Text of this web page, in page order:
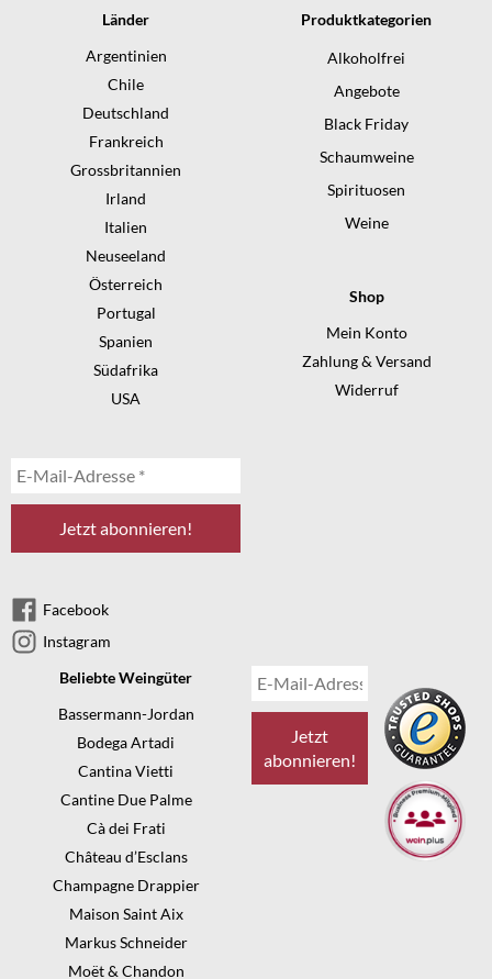
Länder
Argentinien
Chile
Deutschland
Frankreich
Grossbritannien
Irland
Italien
Neuseeland
Österreich
Portugal
Spanien
Südafrika
USA
Facebook
Instagram
Produktkategorien
Alkoholfrei
Angebote
Black Friday
Schaumweine
Spirituosen
Weine
Shop
Mein Konto
Zahlung & Versand
Widerruf
Beliebte Weingüter
Bassermann-Jordan
Bodega Artadi
Cantina Vietti
Cantine Due Palme
Cà dei Frati
Château d’Esclans
Champagne Drappier
Maison Saint Aix
Markus Schneider
Moët & Chandon